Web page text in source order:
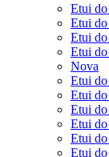
Etui
Etui
Etui
Etui
Nova
Etui
Etui
Etui
Etui
Etui
Etui